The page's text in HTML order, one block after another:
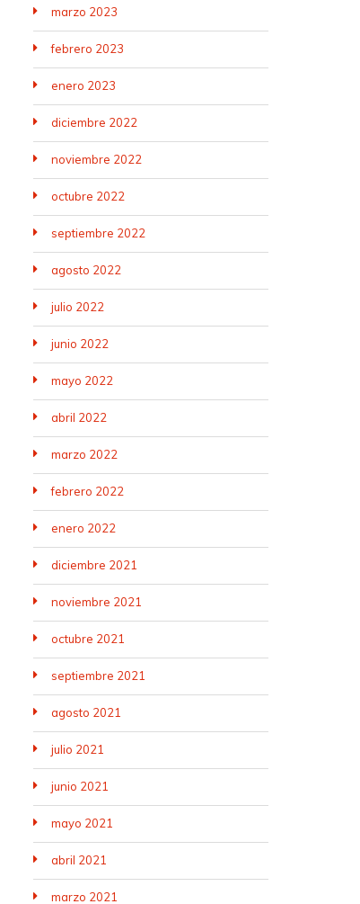
marzo 2023
febrero 2023
enero 2023
diciembre 2022
noviembre 2022
octubre 2022
septiembre 2022
agosto 2022
julio 2022
junio 2022
mayo 2022
abril 2022
marzo 2022
febrero 2022
enero 2022
diciembre 2021
noviembre 2021
octubre 2021
septiembre 2021
agosto 2021
julio 2021
junio 2021
mayo 2021
abril 2021
marzo 2021